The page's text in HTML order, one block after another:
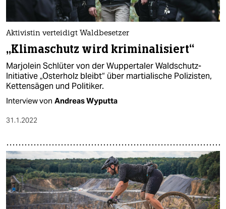
Aktivistin verteidigt Waldbesetzer
„Klimaschutz wird kriminalisiert“
Marjolein Schlüter von der Wuppertaler Waldschutz-
Initiative „Osterholz bleibt“ über martialische Polizisten,
Kettensägen und Politiker.
Interview von Andreas Wyputta
31.1.2022